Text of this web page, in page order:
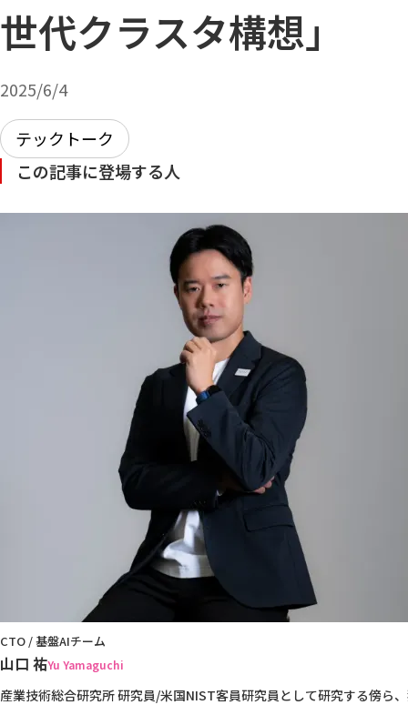
世代クラスタ構想」
2025/6/4
テックトーク
この記事に登場する人
CTO / 基盤AIチーム
山口 祐Yu Yamaguchi
産業技術総合研究所 研究員/米国NIST客員研究員として研究する傍ら